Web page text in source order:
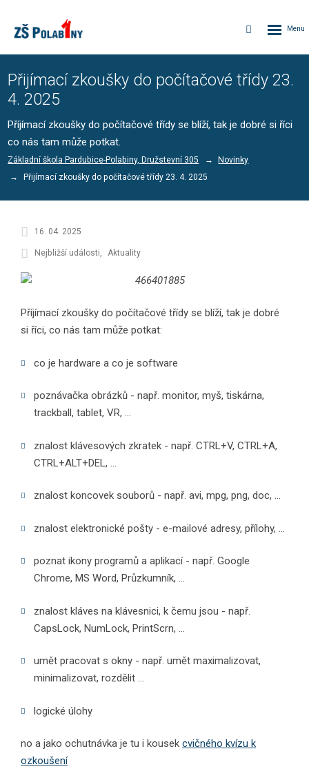
Vyhledávání
Přijímací zkoušky do počítačové třídy 23.
4. 2025
Příjímací zkoušky do počítačové třídy se blíží, tak je dobré si říci
co nás tam může potkat.
Základní škola Pardubice-Polabiny, Družstevní 305
Novinky
Přijímací zkoušky do počítačové třídy 23. 4. 2025
16. 04. 2025
Nejbližší události Aktuality
Příjímací zkoušky do počítačové třídy se blíží, tak je dobré
si říci, co nás tam může potkat:
co je hardware a co je software
poznávačka obrázků - např. monitor, myš, tiskárna,
trackball, tablet, VR, ...
znalost klávesových zkratek - např. CTRL+V, CTRL+A,
CTRL+ALT+DEL, ...
znalost koncovek souborů - např. avi, mpg, png, doc, ...
znalost elektronické pošty - e-mailové adresy, přílohy, ...
poznat ikony programů a aplikací - např. Google
Chrome, MS Word, Průzkumník, ...
znalost kláves na klávesnici, k čemu jsou - např.
CapsLock, NumLock, PrintScrn, ...
umět pracovat s okny - např. umět maximalizovat,
minimalizovat, rozdělit ...
logické úlohy
no a jako ochutnávka je tu i kousek cvičného kvízu k
ozkoušení